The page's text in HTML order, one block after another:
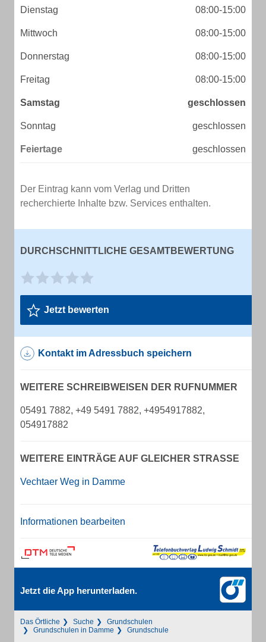
Dienstag 08:00-15:00
Mittwoch 08:00-15:00
Donnerstag 08:00-15:00
Freitag 08:00-15:00
Samstag geschlossen
Sonntag geschlossen
Feiertage geschlossen
Der Eintrag kann vom Verlag und Dritten
recherchierte Inhalte bzw. Services enthalten.
DURCHSCHNITTLICHE GESAMTBEWERTUNG
Jetzt bewerten
Kontakt im Adressbuch speichern
WEITERE SCHREIBWEISEN DER RUFNUMMER
05491 7882, +49 5491 7882, +4954917882,
054917882
WEITERE EINTRÄGE AUF GLEICHER STRASSE
Vechtaer Weg in Damme
Informationen bearbeiten
Jetzt die App herunterladen.
Das Örtliche Suche
Grundschulen
Grundschulen in Damme
Grundschule